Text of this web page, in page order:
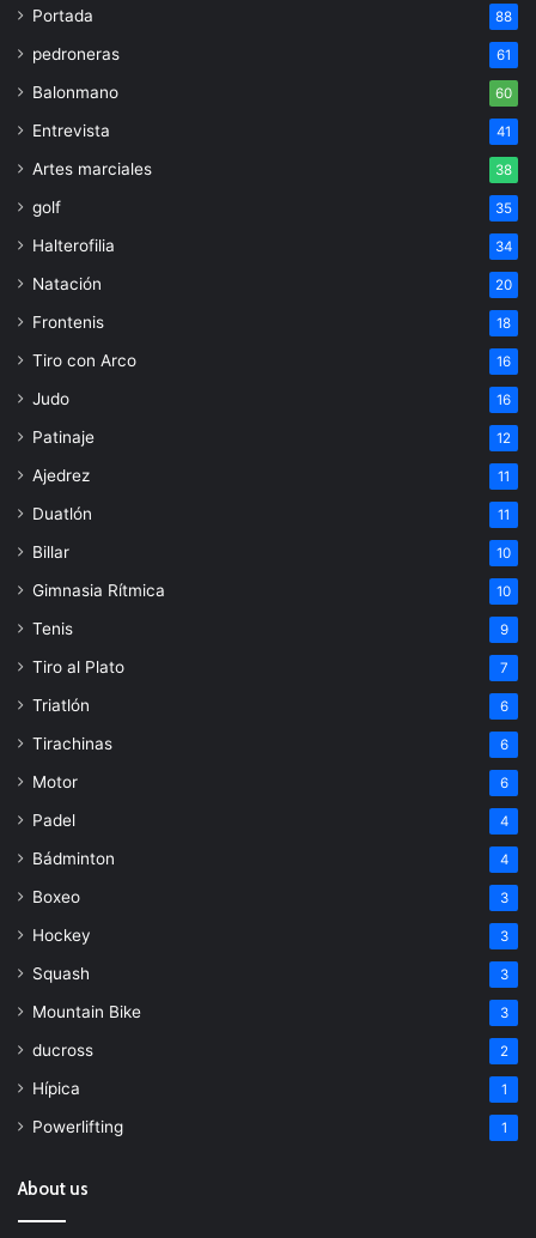
Portada 88
pedroneras 61
Balonmano 60
Entrevista 41
Artes marciales 38
golf 35
Halterofilia 34
Natación 20
Frontenis 18
Tiro con Arco 16
Judo 16
Patinaje 12
Ajedrez 11
Duatlón 11
Billar 10
Gimnasia Rítmica 10
Tenis 9
Tiro al Plato 7
Triatlón 6
Tirachinas 6
Motor 6
Padel 4
Bádminton 4
Boxeo 3
Hockey 3
Squash 3
Mountain Bike 3
ducross 2
Hípica 1
Powerlifting 1
About us